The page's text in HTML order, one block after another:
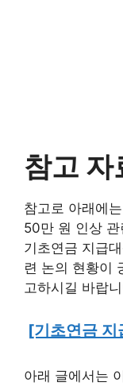
참고 자
참고로 아래에
50만 원 인상
기초연금 지급
련 논의 현황이
고하시길 바랍
[기초연금
아래 글에서는